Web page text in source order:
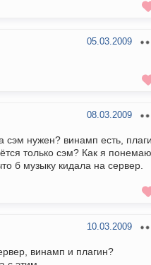
05.03.2009
08.03.2009
сэм нужен? винамп есть,
только сэм? Как я понемаю
б музыку кидала на сервер.
10.03.2009
винамп и плагин?